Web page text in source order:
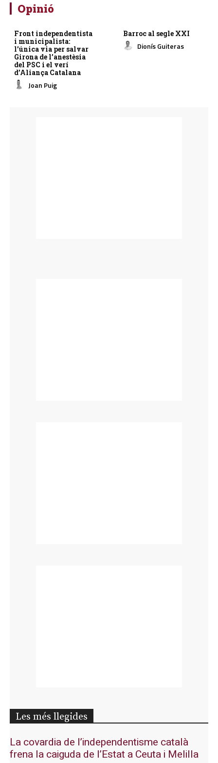
Opinió
Front independentista
i municipalista:
l’única via per salvar
Girona de l’anestèsia
del PSC i el verí
d’Aliança Catalana
Joan Puig
Barroc al segle XXI
Dionís Guiteras
Les més llegides
La covardia de l’independentisme català
frena la caiguda de l’Estat a Ceuta i Melilla